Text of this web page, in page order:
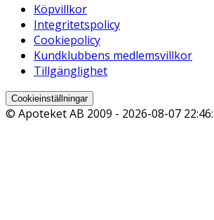
Köpvillkor
Integritetspolicy
Cookiepolicy
Kundklubbens medlemsvillkor
Tillgänglighet
Cookieinställningar
© Apoteket AB 2009 - 2026-08-07